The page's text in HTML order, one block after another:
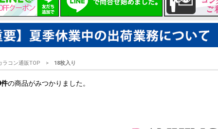
ラコン通販TOP 18枚入り
件の商品がみつかりました。